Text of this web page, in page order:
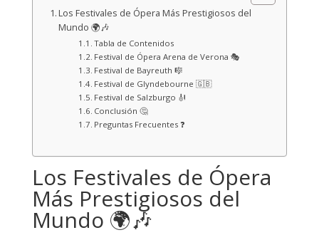
Los Festivales de Ópera Más Prestigiosos del
Mundo 🌍🎶
Tabla de Contenidos
Festival de Ópera Arena de Verona 🎭
Festival de Bayreuth 🎼
Festival de Glyndebourne 🇬🇧
Festival de Salzburgo 🎻
Conclusión 🤔
Preguntas Frecuentes ❓
Los Festivales de Ópera
Más Prestigiosos del
Mundo 🌍🎶